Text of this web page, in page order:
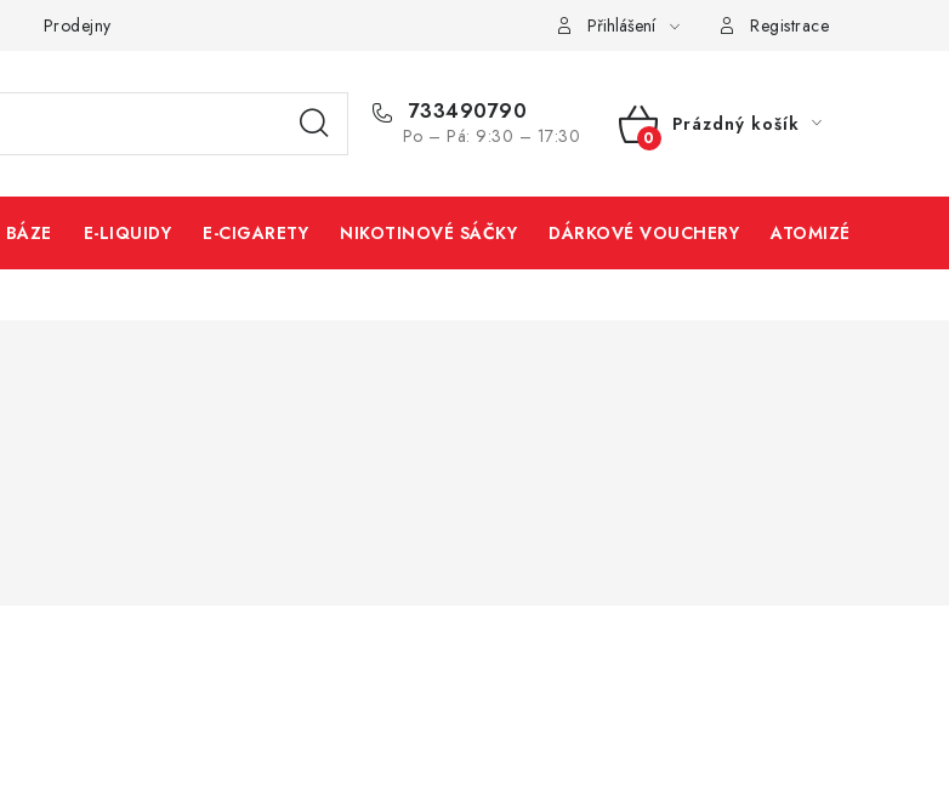
Prodejny Přihlášení Registrace
733490790
Po – Pá: 9:30 – 17:30
NÁKUPNÍ
Prázdný košík
BÁZE E-LIQUIDY E-CIGARETY NIKOTINOVÉ SÁČKY DÁRKOVÉ VOUCHERY ATOMIZÉRY A